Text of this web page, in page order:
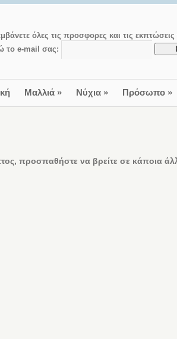
όλες τις προσφορες και τις
το e-mail σας:
Μαλλιά» Νύχια» Πρόσωπο»
προσπαθήστε να βρείτε σε κάποια